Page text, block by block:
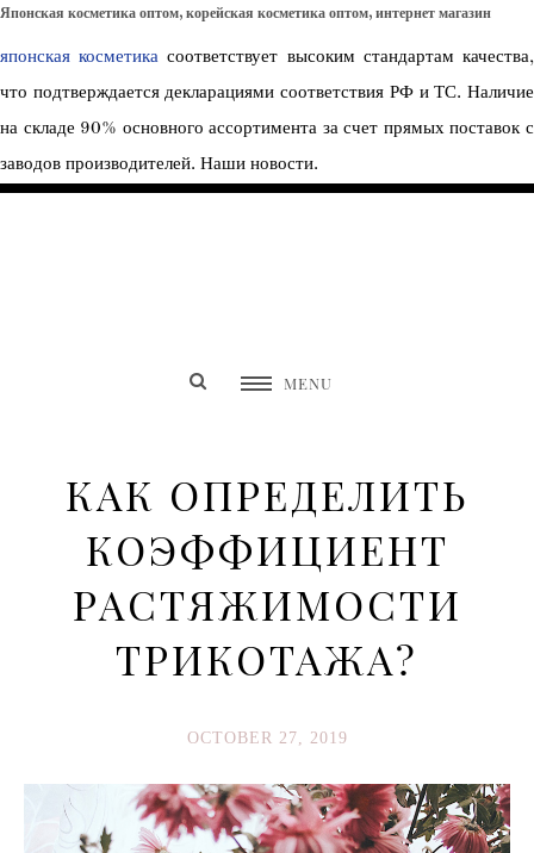
Японская косметика оптом, корейская косметика оптом, интернет магазин
японская косметика соответствует высоким стандартам качества,
что подтверждается декларациями соответствия РФ и ТС. Наличие
на складе 90% основного ассортимента за счет прямых поставок с
заводов производителей. Наши новости.
MENU
КАК ОПРЕДЕЛИТЬ
КОЭФФИЦИЕНТ
РАСТЯЖИМОСТИ
ТРИКОТАЖА?
OCTOBER 27, 2019